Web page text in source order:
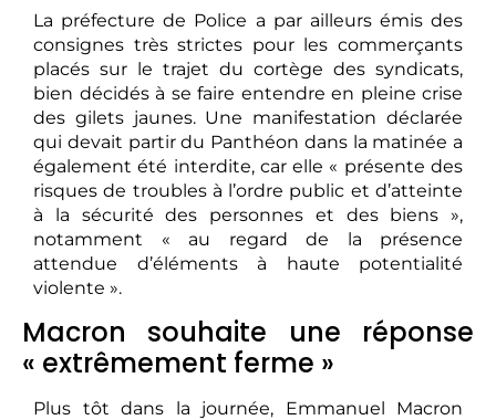
La préfecture de Police a par ailleurs émis des
consignes très strictes pour les commerçants
placés sur le trajet du cortège des syndicats,
bien décidés à se faire entendre en pleine crise
des gilets jaunes. Une manifestation déclarée
qui devait partir du Panthéon dans la matinée a
également été interdite, car elle « présente des
risques de troubles à l’ordre public et d’atteinte
à la sécurité des personnes et des biens »,
notamment « au regard de la présence
attendue d’éléments à haute potentialité
violente ».
Macron souhaite une réponse
« extrêmement ferme »
Plus tôt dans la journée, Emmanuel Macron